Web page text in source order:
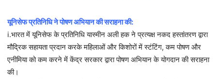
यूनिसेफ प्रतिनिधि ने पोषण अभियान की सराहना की:
i.भारत में यूनिसेफ के प्रतिनिधि यास्मीन अली हक ने प्रत्यक्ष नकद हस्तांतरण द्वारा
मौद्रिक सहायता प्रदान करके महिलाओं और किशोरों में स्टंटिंग, कम पोषण और
एनीमिया को कम करने में केंद्र सरकार द्वारा पोषण अभियान के योगदान की सराहना
की।